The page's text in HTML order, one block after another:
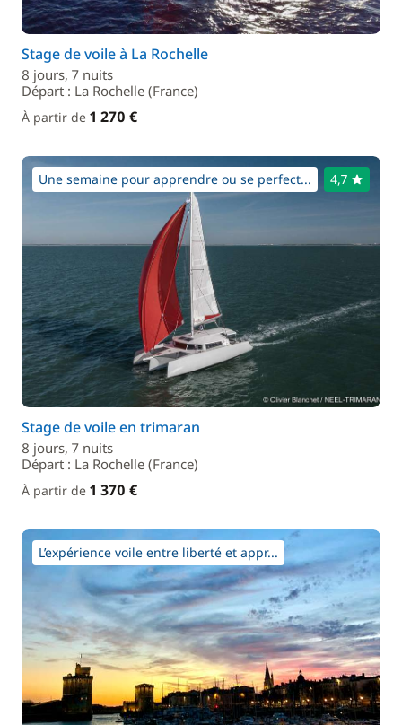
Stage de voile à La Rochelle
8 jours, 7 nuits
Départ : La Rochelle (France)
À partir de 1 270 €
Une semaine pour apprendre ou se perfect... 4,7
Stage de voile en trimaran
8 jours, 7 nuits
Départ : La Rochelle (France)
À partir de 1 370 €
L’expérience voile entre liberté et appr...